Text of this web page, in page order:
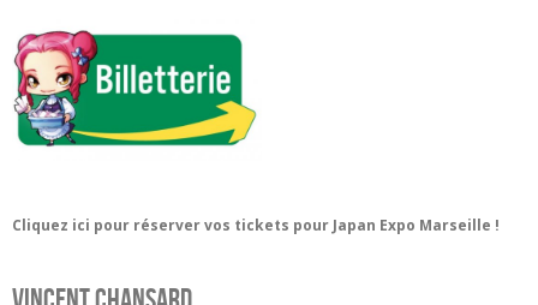
Cliquez ici pour réserver vos tickets pour Japan Expo Marseille !